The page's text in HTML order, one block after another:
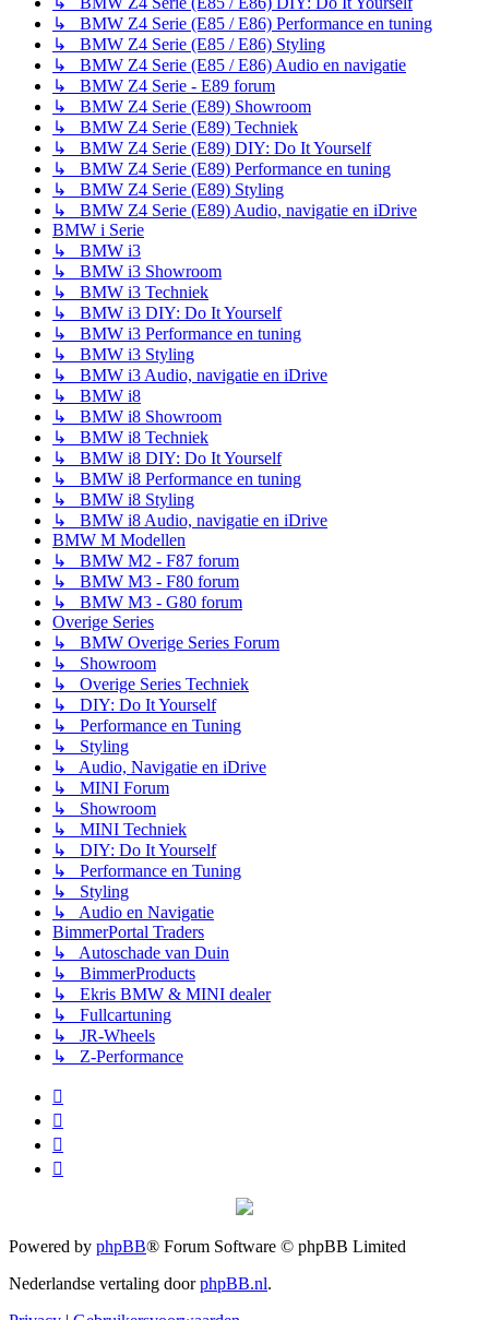
↳ BMW Z4 Serie (E85 / E86) Performance en tuning
↳ BMW Z4 Serie (E85 / E86) Styling
↳ BMW Z4 Serie (E85 / E86) Audio en navigatie
↳ BMW Z4 Serie - E89 forum
↳ BMW Z4 Serie (E89) Showroom
↳ BMW Z4 Serie (E89) Techniek
↳ BMW Z4 Serie (E89) DIY: Do It Yourself
↳ BMW Z4 Serie (E89) Performance en tuning
↳ BMW Z4 Serie (E89) Styling
↳ BMW Z4 Serie (E89) Audio, navigatie en iDrive
BMW i Serie
↳ BMW i3
↳ BMW i3 Showroom
↳ BMW i3 Techniek
↳ BMW i3 DIY: Do It Yourself
↳ BMW i3 Performance en tuning
↳ BMW i3 Styling
↳ BMW i3 Audio, navigatie en iDrive
↳ BMW i8
↳ BMW i8 Showroom
↳ BMW i8 Techniek
↳ BMW i8 DIY: Do It Yourself
↳ BMW i8 Performance en tuning
↳ BMW i8 Styling
↳ BMW i8 Audio, navigatie en iDrive
BMW M Modellen
↳ BMW M2 - F87 forum
↳ BMW M3 - F80 forum
↳ BMW M3 - G80 forum
Overige Series
↳ BMW Overige Series Forum
↳ Showroom
↳ Overige Series Techniek
↳ DIY: Do It Yourself
↳ Performance en Tuning
↳ Styling
↳ Audio, Navigatie en iDrive
↳ MINI Forum
↳ Showroom
↳ MINI Techniek
↳ DIY: Do It Yourself
↳ Performance en Tuning
↳ Styling
↳ Audio en Navigatie
BimmerPortal Traders
↳ Autoschade van Duin
↳ BimmerProducts
↳ Ekris BMW & MINI dealer
↳ Fullcartuning
↳ JR-Wheels
↳ Z-Performance
Powered by phpBB® Forum Software © phpBB Limited
Nederlandse vertaling doorphpBB.nl.